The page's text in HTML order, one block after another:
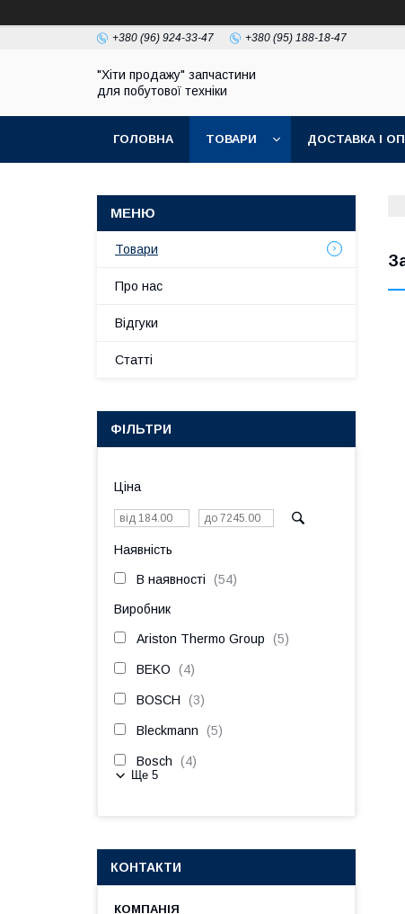
+380 (96) 924-33-47 +380 (95) 188-18-47
"Хіти продажу" запчастини
для побутової техніки
ГОЛОВНА ТОВАРИ ДОСТАВКА І
Товари
Про нас
Відгуки
Статті
ФІЛЬТРИ
Ціна
Наявність
В наявності 54
Виробник
Ariston Thermo Group 5
BEKO 4
BOSCH 3
Bleckmann 5
Bosch 4
Ще 5
КОНТАКТИ